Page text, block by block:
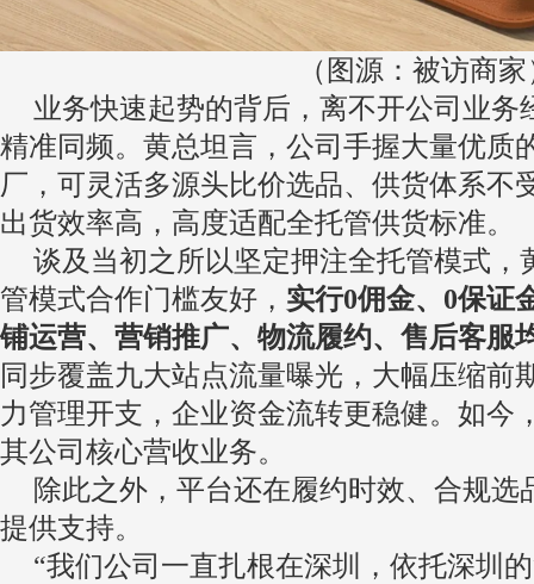
（图源：被访商
业务快速起势的背后，离不开公司业务
精准同频。黄总坦言，公司手握大量优质
厂，可灵活多源头比价选品、供货体系不
出货效率高，高度适配全托管供货标准。
谈及当初之所以坚定押注全托管模式，
管模式合作门槛友好， 实行0佣金、0保证
铺运营、营销推广、物流履约、售后客服
同步覆盖九大站点流量曝光，大幅压缩前
力管理开支，企业资金流转更稳健。如今
其公司核心营收业务。
除此之外，平台还在履约时效、合规选
提供支持。
“我们公司一直扎根在深圳，依托深圳